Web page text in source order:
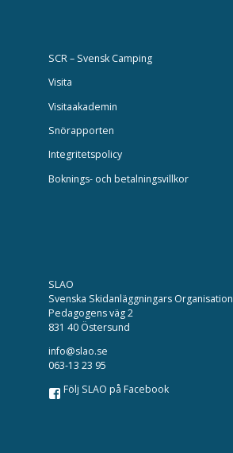
SCR – Svensk Camping
Visita
Visitaakademin
Snörapporten
Integritetspolicy
Boknings- och betalningsvillkor
SLAO
Svenska Skidanläggningars Organisation
Pedagogens väg 2
831 40 Östersund
info@slao.se
063-13 23 95
Följ SLAO på Facebook